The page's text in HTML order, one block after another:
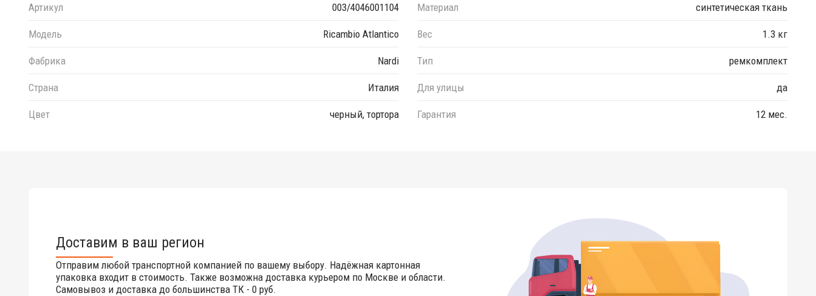
Артикул 003/4046001104
Модель Ricambio Atlantico
Фабрика Nardi
Страна Италия
Цвет черный, тортора
Материал синтетическая ткань
Вес 1.3 кг
Тип ремкомплект
Для улицы да
Гарантия 12 мес.
Доставим в ваш регион
Отправим любой транспортной компанией по вашему выбору. Надёжная картонная
упаковка входит в стоимость. Также возможна доставка курьером по Москве и области.
Самовывоз и доставка до большинства ТК - 0 руб.